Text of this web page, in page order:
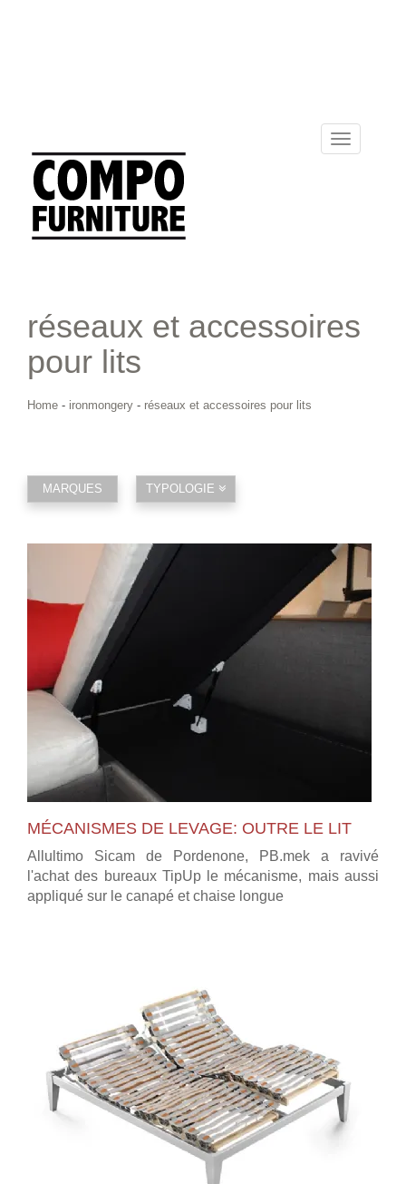
Toggle
navigation
réseaux et accessoires
pour lits
Home - ironmongery - réseaux et accessoires pour lits
MARQUES TYPOLOGIE
MÉCANISMES DE LEVAGE: OUTRE LE LIT
Allultimo Sicam de Pordenone, PB.mek a ravivé
l'achat des bureaux TipUp le mécanisme, mais aussi
appliqué sur le canapé et chaise longue